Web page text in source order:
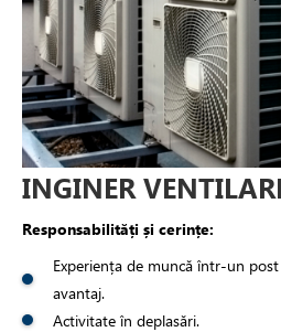
INGINER
Responsabilități și cerințe:
Experiența de muncă într-un
avantaj.
Activitate în deplasări.